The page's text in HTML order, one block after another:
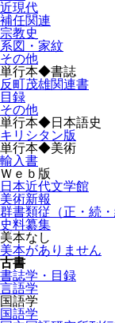
近現代
補任関連
宗教史
系図・家紋
その他
単行本◆書誌
反町茂雄関連書
目録
その他
単行本◆日本語史
キリシタン版
単行本◆美術
輸入書
Ｗｅｂ版
日本近代文学館
美術新報
群書類従（正・続・
史料纂集
美本なし
美本がありません
古書
書誌学・目録
言語学
国語学
国語学